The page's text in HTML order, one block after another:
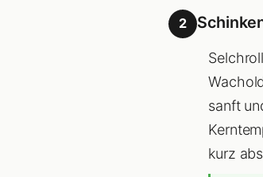
2
sanft
kurz